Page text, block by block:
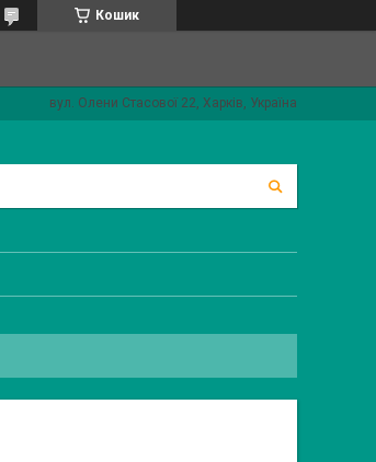
Кошик
вул. Олени Стасової 22, Харків, Україна